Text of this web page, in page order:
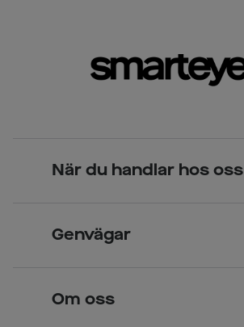
När du handlar hos oss
Över 70 butiker
Genvägar
Om oss